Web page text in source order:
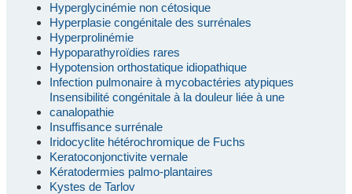
Hyperglycinémie non cétosique
Hyperplasie congénitale des surrénales
Hyperprolinémie
Hypoparathyroïdies rares
Hypotension orthostatique idiopathique
Infection pulmonaire à mycobactéries atypiques
Insensibilité congénitale à la douleur liée à une
canalopathie
Insuffisance surrénale
Iridocyclite hétérochromique de Fuchs
Keratoconjonctivite vernale
Kératodermies palmo-plantaires
Kystes de Tarlov